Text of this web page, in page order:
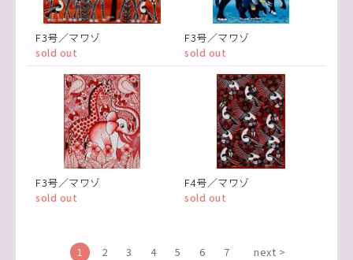
F3号／マワゾ
sold out
F3号／マワゾ
sold out
F3号／マワゾ
sold out
F4号／マワゾ
sold out
1 2 3 4 5 6 7 next >